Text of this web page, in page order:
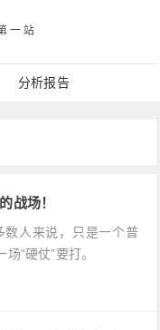
一站
分析报告
战场！
人来说，只是一个普
“硬仗”要打。